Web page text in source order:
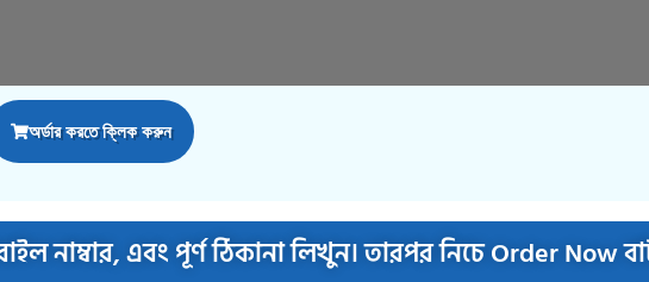
অর্ডার করতে ক্লিক করুন
নাম্বার, এবং পূর্ণ ঠিকানা লিখুন। তারপর নিচে Order Now